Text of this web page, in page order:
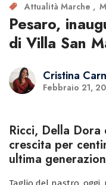
Attualità Marche
Pesaro,
di Villa San
Cristina
Febbraio 21,
Ricci, Della
crescita per
ultima